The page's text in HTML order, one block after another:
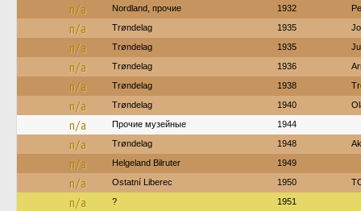
n/a Nordland, прочие 1932
n/a Trøndelag 1935
n/a Trøndelag 1935
n/a Trøndelag 1936
n/a Trøndelag 1938
n/a Trøndelag 1940
n/a Прочие музейные 1944
n/a Trøndelag 1948
n/a Helgeland Bilruter 1949
n/a Ostatní Liberec 1950
n/a ? 1951